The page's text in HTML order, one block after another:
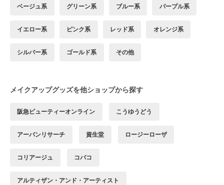
ベージュ系 グリーン系 ブルー系 パープル系
イエロー系 ピンク系 レッド系 オレンジ系
シルバー系 ゴールド系 その他
メイクアップグッズを他ショップから探す
阪急ビューティーオンライン こうゆうどう
アーバンリサーチ 資生堂 ロージーローザ
コリアージュ コバコ
アルティザン・アンド・アーティスト